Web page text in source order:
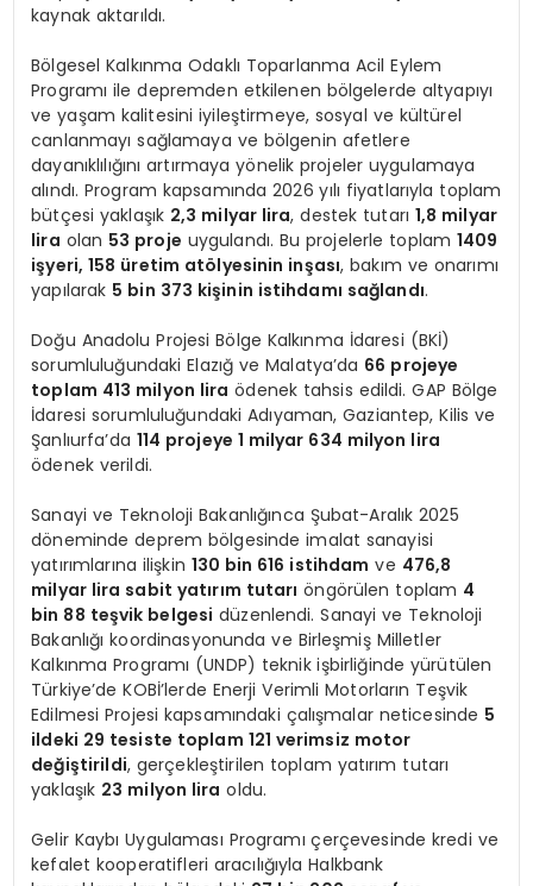
kaynak aktarıldı.
Bölgesel Kalkınma Odaklı Toparlanma Acil Eylem
Programı ile depremden etkilenen bölgelerde altyapıyı
ve yaşam kalitesini iyileştirmeye, sosyal ve kültürel
canlanmayı sağlamaya ve bölgenin afetlere
dayanıklılığını artırmaya yönelik projeler uygulamaya
alındı. Program kapsamında 2026 yılı fiyatlarıyla toplam
bütçesi yaklaşık 2,3 milyar lira, destek tutarı 1,8 milyar
lira olan 53 proje uygulandı. Bu projelerle toplam 1409
işyeri, 158 üretim atölyesinin inşası, bakım ve onarımı
yapılarak 5 bin 373 kişinin istihdamı sağlandı.
Doğu Anadolu Projesi Bölge Kalkınma İdaresi (BKİ)
sorumluluğundaki Elazığ ve Malatya’da 66 projeye
toplam 413 milyon lira ödenek tahsis edildi. GAP Bölge
İdaresi sorumluluğundaki Adıyaman, Gaziantep, Kilis ve
Şanlıurfa’da 114 projeye 1 milyar 634 milyon lira
ödenek verildi.
Sanayi ve Teknoloji Bakanlığınca Şubat-Aralık 2025
döneminde deprem bölgesinde imalat sanayisi
yatırımlarına ilişkin 130 bin 616 istihdam ve 476,8
milyar lira sabit yatırım tutarı öngörülen toplam 4
bin 88 teşvik belgesi düzenlendi. Sanayi ve Teknoloji
Bakanlığı koordinasyonunda ve Birleşmiş Milletler
Kalkınma Programı (UNDP) teknik işbirliğinde yürütülen
Türkiye’de KOBİ’lerde Enerji Verimli Motorların Teşvik
Edilmesi Projesi kapsamındaki çalışmalar neticesinde 5
ildeki 29 tesiste toplam 121 verimsiz motor
değiştirildi, gerçekleştirilen toplam yatırım tutarı
yaklaşık 23 milyon lira oldu.
Gelir Kaybı Uygulaması Programı çerçevesinde kredi ve
kefalet kooperatifleri aracılığıyla Halkbank